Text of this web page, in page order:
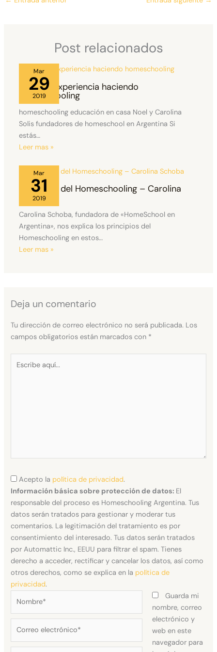
Post relacionados
Mar
29
2019
Nuestra experiencia haciendo
homeschooling
homeschooling educación en casa Noel y Carolina
Solis fundadores de homeschool en Argentina Si
estás…
Leer mas »
Mar
31
2019
Principios del Homeschooling – Carolina
Schoba
Carolina Schoba, fundadora de «HomeSchool en
Argentina», nos explica los principios del
Homeschooling en estos…
Leer mas »
Deja un comentario
Tu dirección de correo electrónico no será publicada. Los
campos obligatorios están marcados con *
aquí...
Acepto la política de privacidad.
Información básica sobre protección de datos: El
responsable del proceso es Homeschooling Argentina. Tus
datos serán tratados para gestionar y moderar tus
comentarios. La legitimación del tratamiento es por
consentimiento del interesado. Tus datos serán tratados
por Automattic Inc., EEUU para filtrar el spam. Tienes
derecho a acceder, rectificar y cancelar los datos, así como
otros derechos, como se explica en la política de
privacidad.
electrónico*
Guarda mi
nombre, correo
electrónico y
web en este
navegador para